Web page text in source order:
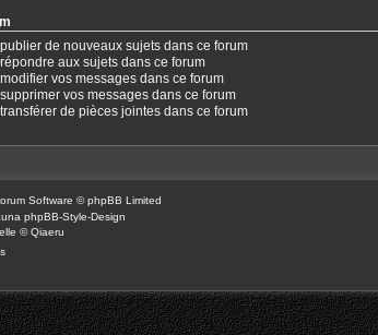
publier de nouveaux sujets dans ce forum
répondre aux sujets dans ce forum
modifier vos messages dans ce forum
supprimer vos messages dans ce forum
transférer de pièces jointes dans ce forum
Software © phpBB Limited
phpBB-Style-Design
©Qiaeru